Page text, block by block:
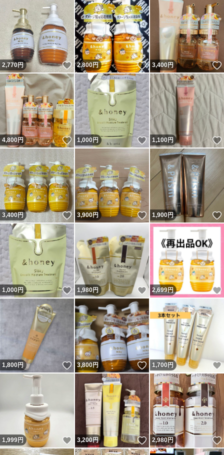
2,770円 いいね！
2,800円 いいね！
3,400円
4,800円 いいね！
1,000円 いいね！
1,100円
3,400円 いいね！
3,900円 いいね！
1,900円
1,000円 いいね！
1,980円 いいね！
2,699円
1,800円 いいね！
3,800円 いいね！
1,700円
1,999円 いいね！
3,200円 いいね！
2,980円